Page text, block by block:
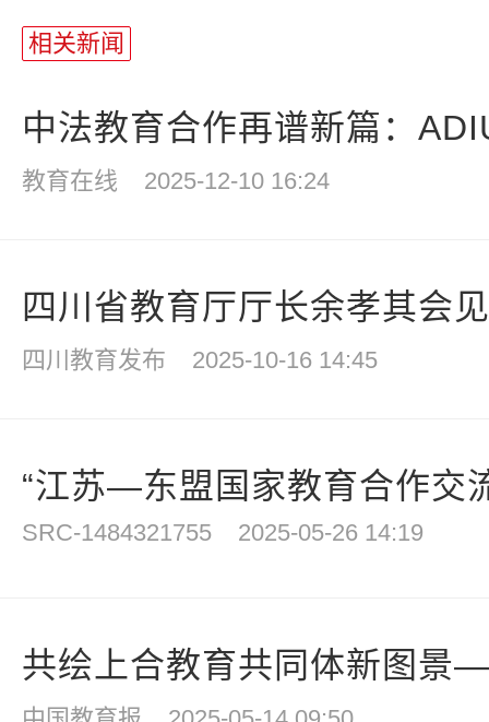
相关新闻
中法教育合作再谱新篇：
教育在线 2025-12-10 16:24
四川省教育厅厅长余孝其会
四川教育发布 2025-10-16 14:45
“江苏—东盟国家教育合作交
SRC-1484321755 2025-05-26 14:19
共绘上合教育共同体新图